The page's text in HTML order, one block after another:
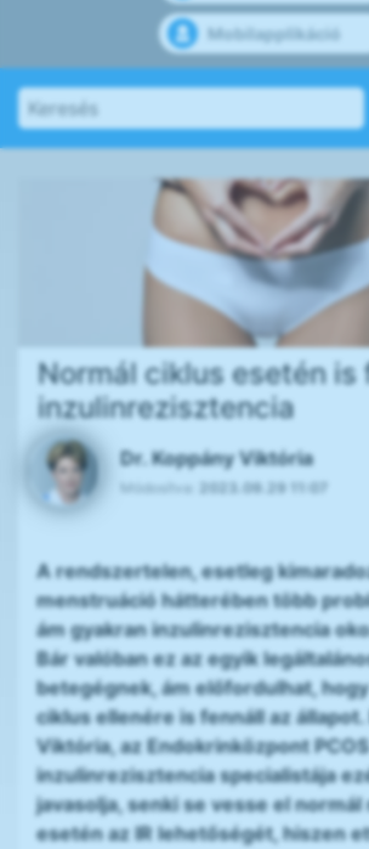
Mobilapplikáció
Normál ciklus esetén is
inzulinrezisztencia
Dr. Koppány Viktória
Módosítva: 2023.09.29 11:07
A rendszertelen, esetleg
menstruáció hátterében több
ám gyakran inzulinrezisztencia
Bár valóban ez az egyik
betegégnek, ám előfordulhat,
ciklus ellenére is fennáll az állapot.
Viktória, az Endokrinközpont
inzulinrezisztencia specialistája
javasolja, senki se vesse el
esetén az IR lehetőségét, hiszen